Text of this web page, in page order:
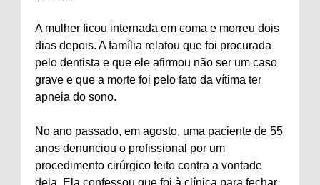
A mulher ficou internada em coma e morreu dois
dias depois. A família relatou que foi procurada
pelo dentista e que ele afirmou não ser um caso
grave e que a morte foi pelo fato da vítima ter
apneia do sono.
No ano passado, em agosto, uma paciente de 55
anos denunciou o profissional por um
procedimento cirúrgico feito contra a vontade
dela. Ela confessou que foi à clínica para fechar